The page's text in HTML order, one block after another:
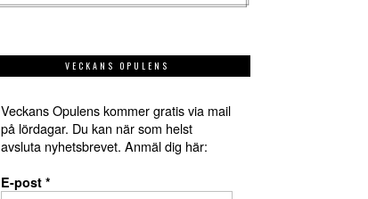
VECKANS OPULENS
Veckans Opulens kommer gratis via mail
på lördagar. Du kan när som helst
avsluta nyhetsbrevet. Anmäl dig här:
E-post *